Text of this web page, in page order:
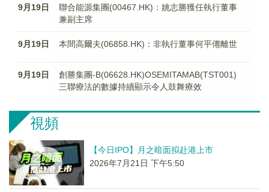
9月19日
聯合能源集團(00467.HK)：姚志勝獲任執行董事
兼副主席
9月19日 本間高爾夫(06858.HK)：非執行董事何平僊離世
9月19日
創勝集團-B(06628.HK)OSEMITAMAB(TST001)
三聯療法的數據持續顯示令人鼓舞療效
視頻
【今日IPO】月之暗面拟赴港上市
2026年7月21日 下午5:50